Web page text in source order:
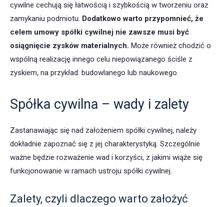
cywilne cechują się łatwością i szybkością w tworzeniu oraz
zamykaniu podmiotu. Dodatkowo warto przypomnieć, że
celem umowy spółki cywilnej nie zawsze musi być
osiągnięcie zysków materialnych. Może również chodzić o
wspólną realizację innego celu niepowiązanego ściśle z
zyskiem, na przykład: budowlanego lub naukowego.
Spółka cywilna – wady i zalety
Zastanawiając się nad założeniem spółki cywilnej, należy
dokładnie zapoznać się z jej charakterystyką. Szczególnie
ważne będzie rozważenie wad i korzyści, z jakimi wiąże się
funkcjonowanie w ramach ustroju spółki cywilnej.
Zalety, czyli dlaczego warto założyć